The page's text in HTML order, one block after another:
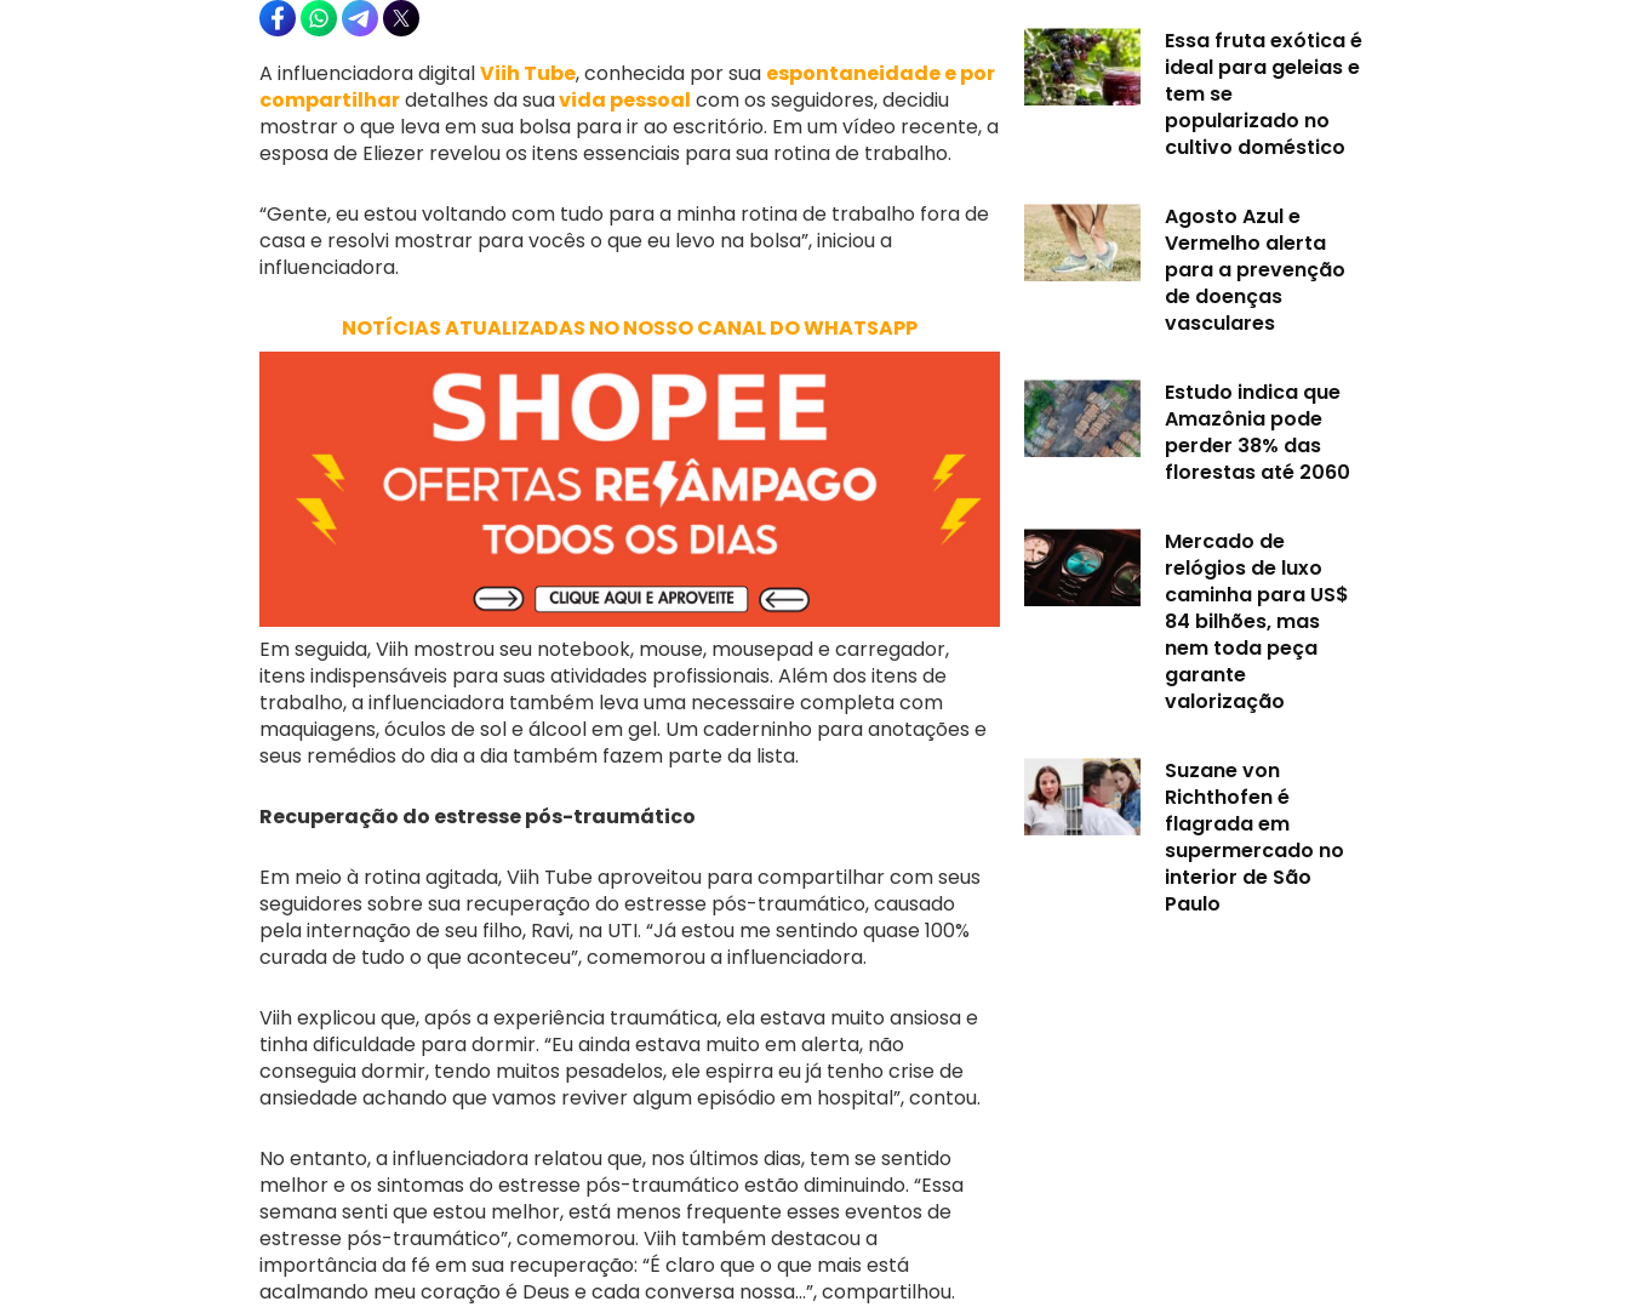
A influenciadora digitalViih Tube, conhecida por sua espontaneidade e por
compartilhardetalhes da suavida pessoal com os seguidores, decidiu
mostrar o que leva em sua bolsa para ir ao escritório. Em um vídeo recente, a
esposa de Eliezer revelou os itens essenciais para sua rotina de trabalho.
“Gente, eu estou voltando com tudo para a minha rotina de trabalho fora de
casa e resolvi mostrar para vocês o que eu levo na bolsa”, iniciou a
influenciadora.
NOTÍCIAS ATUALIZADAS NO NOSSO CANAL DO WHATSAPP
Em seguida, Viih mostrou seu notebook, mouse, mousepad e carregador,
itens indispensáveis para suas atividades profissionais. Além dos itens de
trabalho, a influenciadora também leva uma necessaire completa com
maquiagens, óculos de sol e álcool em gel. Um caderninho para anotações e
seus remédios do dia a dia também fazem parte da lista.
Recuperação do estresse pós-traumático
Em meio à rotina agitada, Viih Tube aproveitou para compartilhar com seus
seguidores sobre sua recuperação do estresse pós-traumático, causado
pela internação de seu filho, Ravi, na UTI. “Já estou me sentindo quase 100%
curada de tudo o que aconteceu”, comemorou a influenciadora.
Viih explicou que, após a experiência traumática, ela estava muito ansiosa e
tinha dificuldade para dormir. “Eu ainda estava muito em alerta, não
conseguia dormir, tendo muitos pesadelos, ele espirra eu já tenho crise de
ansiedade achando que vamos reviver algum episódio em hospital”, contou.
No entanto, a influenciadora relatou que, nos últimos dias, tem se sentido
melhor e os sintomas do estresse pós-traumático estão diminuindo. “Essa
semana senti que estou melhor, está menos frequente esses eventos de
estresse pós-traumático”, comemorou. Viih também destacou a
importância da fé em sua recuperação: “É claro que o que mais está
acalmando meu coração é Deus e cada conversa nossa…”, compartilhou.
Essa fruta exótica é
ideal para geleias e
tem se
popularizado no
cultivo doméstico
Agosto Azul e
Vermelho alerta
para a prevenção
de doenças
vasculares
Estudo indica que
Amazônia pode
perder 38% das
florestas até 2060
Mercado de
relógios de luxo
caminha para US$
84 bilhões, mas
nem toda peça
garante
valorização
Suzane von
Richthofen é
flagrada em
supermercado no
interior de São
Paulo